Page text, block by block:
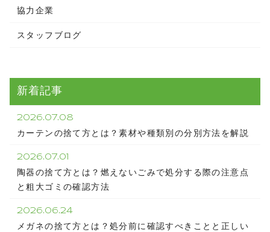
協力企業
スタッフブログ
新着記事
2026.07.08
カーテンの捨て方とは？素材や種類別の分別方法を解説
2026.07.01
陶器の捨て方とは？燃えないごみで処分する際の注意点
と粗大ゴミの確認方法
2026.06.24
メガネの捨て方とは？処分前に確認すべきことと正しい